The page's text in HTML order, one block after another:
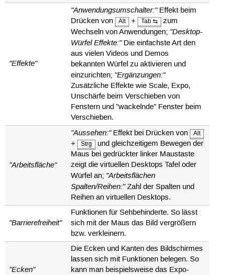
"Effekte"
"Anwendungsumschalter:"Effekt beim
Drücken von
Alt + Tab ⇆
zum
Wechseln von Anwendungen; "Desktop-
Würfel Effekte:"Die einfachste Art den
aus vielen Videos und Demos
bekannten Würfel zu aktivieren und
einzurichten; "Ergänzungen:"
Zusätzliche Effekte wie Scale, Expo,
Unschärfe beim Verschieben von
Fenstern und "wackelnde" Fenster beim
Verschieben.
"Arbeitsfläche"
"Aussehen:"Effekt bei Drücken von Alt
+ Strg
und gleichzeitigem Bewegen der
Maus bei gedrückter linker Maustaste
zeigt die virtuellen Desktops Tafel oder
Würfel an; "Arbeitsflächen
Spalten/Reihen:"Zahl der Spalten und
Reihen an virtuellen Desktops.
"Barrierefreiheit"
Funktionen für Sehbehinderte. So lässt
sich mit der Maus das Bild vergrößern
bzw. verkleinern.
"Ecken"
Die Ecken und Kanten des Bildschirmes
lassen sich mit Funktionen belegen. So
kann man beispielsweise das Expo-